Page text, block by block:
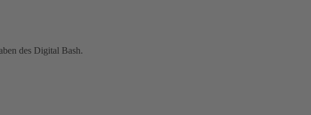
des Digital Bash.